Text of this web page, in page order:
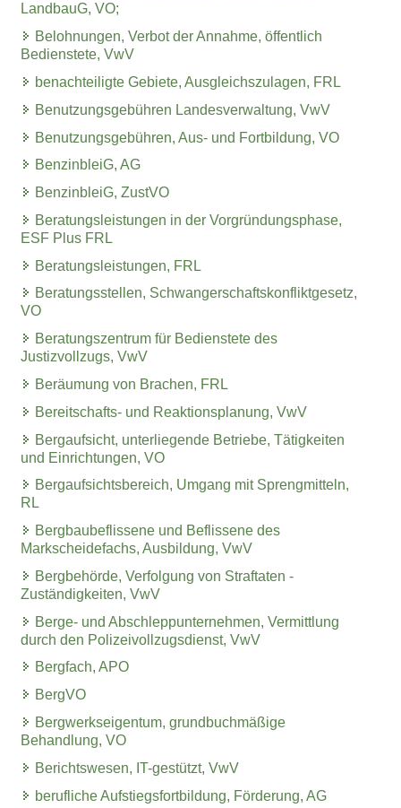
LandbauG, VO;
Belohnungen, Verbot der Annahme, öffentlich
Bedienstete, VwV
benachteiligte Gebiete, Ausgleichszulagen, FRL
Benutzungsgebühren Landesverwaltung, VwV
Benutzungsgebühren, Aus- und Fortbildung, VO
BenzinbleiG, AG
BenzinbleiG, ZustVO
Beratungsleistungen in der Vorgründungsphase,
ESF Plus FRL
Beratungsleistungen, FRL
Beratungsstellen, Schwangerschaftskonfliktgesetz,
VO
Beratungszentrum für Bedienstete des
Justizvollzugs, VwV
Beräumung von Brachen, FRL
Bereitschafts- und Reaktionsplanung, VwV
Bergaufsicht, unterliegende Betriebe, Tätigkeiten
und Einrichtungen, VO
Bergaufsichtsbereich, Umgang mit Sprengmitteln,
RL
Bergbaubeflissene und Beflissene des
Markscheidefachs, Ausbildung, VwV
Bergbehörde, Verfolgung von Straftaten -
Zuständigkeiten, VwV
Berge- und Abschleppunternehmen, Vermittlung
durch den Polizeivollzugsdienst, VwV
Bergfach, APO
BergVO
Bergwerkseigentum, grundbuchmäßige
Behandlung, VO
Berichtswesen, IT-gestützt, VwV
berufliche Aufstiegsfortbildung, Förderung, AG